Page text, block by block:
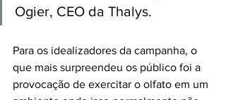
Ogier, CEO da Thalys.
Para os idealizadores da campanha, o
que mais surpreendeu os público foi a
provocação de exercitar o olfato em um